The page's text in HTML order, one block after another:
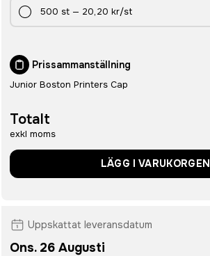
500 st — 20,20 kr/st
Prissammanställning
Junior Boston Printers Cap
Totalt
exkl moms
LÄGG I VARUKORGEN
Uppskattat leveransdatum
Ons. 26 Augusti